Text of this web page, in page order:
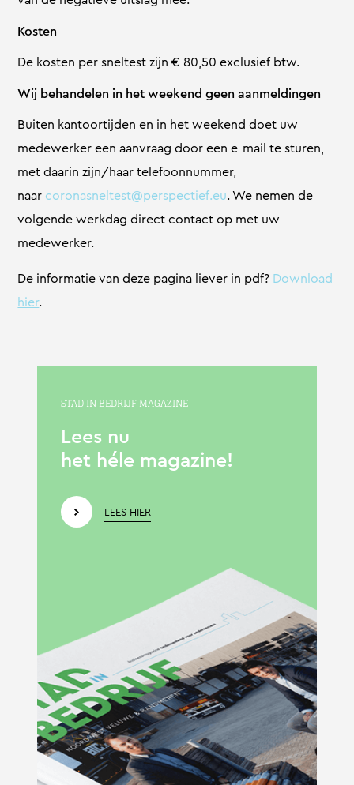
Kosten
De kosten per sneltest zijn € 80,50 exclusief btw.
Wij behandelen in het weekend geen aanmeldingen
Buiten kantoortijden en in het weekend doet uw
medewerker een aanvraag door een e-mail te sturen,
met daarin zijn/haar telefoonnummer,
naar coronasneltest@perspectief.eu. We nemen de
volgende werkdag direct contact op met uw
medewerker.
De informatie van deze pagina liever in pdf? Download
hier.
STAD IN BEDRIJF MAGAZINE
Lees nu
het héle magazine!
LEES HIER